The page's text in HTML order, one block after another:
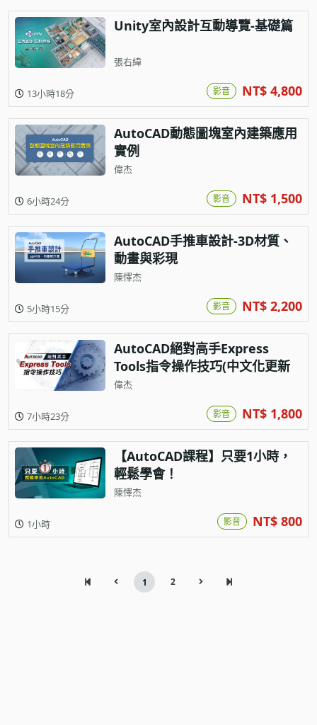
Unity室內設計互動導覽-基礎篇
張右緯
13小時18分 影音 NT$ 4,800
AutoCAD動態圖塊室內建築應用
實例
偉杰
6小時24分 影音 NT$ 1,500
AutoCAD手推車設計-3D材質、
動畫與彩現
陳懌杰
5小時15分 影音 NT$ 2,200
AutoCAD絕對高手Express
Tools指令操作技巧(中文化更新
至2027版)
偉杰
7小時23分 影音 NT$ 1,800
【AutoCAD課程】只要1小時，
輕鬆學會！
陳懌杰
1小時 影音 NT$ 800
1 2